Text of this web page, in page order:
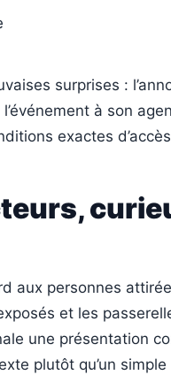
surprises :
à son
exactes
aux personnes
et les
une présentation
plutôt qu’un